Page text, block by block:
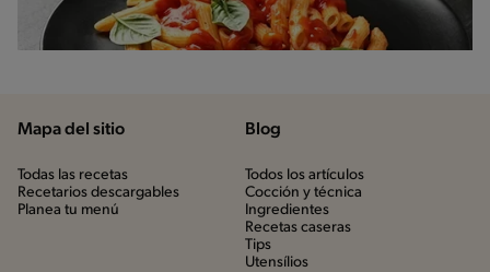
Mapa del sitio
Todas las recetas
Recetarios descargables
Planea tu menú
Blog
Todos los artículos
Cocción y técnica
Ingredientes
Recetas caseras
Tips
Utensílios